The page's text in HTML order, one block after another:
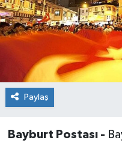
Paylaş
Bayburt Postası -